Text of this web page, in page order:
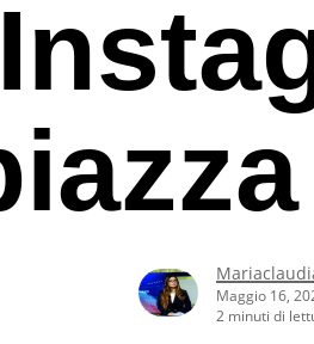
o ESC per uscire
Maggio 16,
2 minuti di